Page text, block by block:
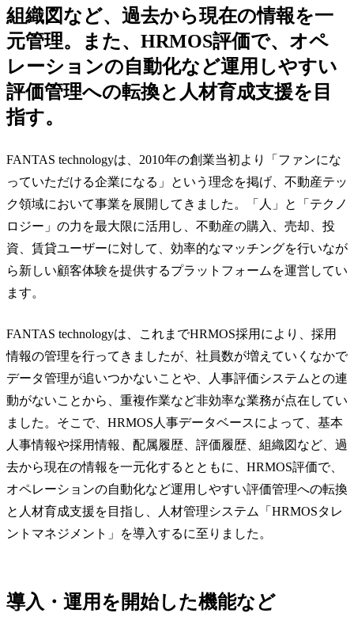
組織図など、過去から現在の情報を一
元管理。また、HRMOS評価で、オペ
レーションの自動化など運用しやすい
評価管理への転換と人材育成支援を目
指す。
FANTAS technologyは、2010年の創業当初より「ファンにな
っていただける企業になる」という理念を掲げ、不動産テッ
ク領域において事業を展開してきました。「人」と「テクノ
ロジー」の力を最大限に活用し、不動産の購入、売却、投
資、賃貸ユーザーに対して、効率的なマッチングを行いなが
ら新しい顧客体験を提供するプラットフォームを運営してい
ます。
FANTAS technologyは、これまでHRMOS採用により、採用
情報の管理を行ってきましたが、社員数が増えていくなかで
データ管理が追いつかないことや、人事評価システムとの連
動がないことから、重複作業など非効率な業務が点在してい
ました。そこで、HRMOS人事データベースによって、基本
人事情報や採用情報、配属履歴、評価履歴、組織図など、過
去から現在の情報を一元化するとともに、HRMOS評価で、
オペレーションの自動化など運用しやすい評価管理への転換
と人材育成支援を目指し、人材管理システム「HRMOSタレ
ントマネジメント」を導入するに至りました。
導入・運用を開始した機能など